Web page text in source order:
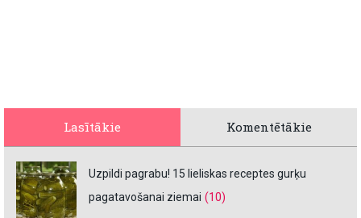
Lasītākie Komentētākie
Uzpildi pagrabu! 15 lieliskas receptes gurķu
pagatavošanai ziemai (10)